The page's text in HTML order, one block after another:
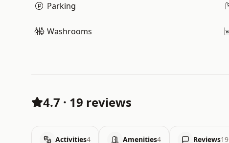
Parking
Washrooms
4.7 · 19 reviews
Activities4 Amenities4 Reviews19